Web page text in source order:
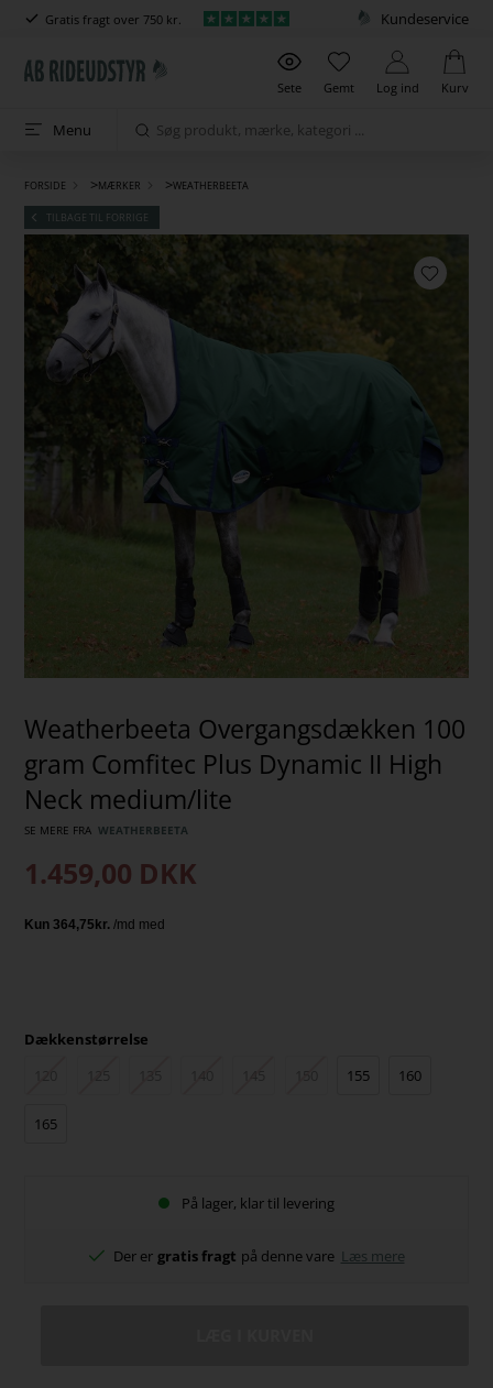
Gratis fragt over 750 kr. Kundeservice
Sete Gemt Log ind Kurv
Menu
FORSIDE >MÆRKER >WEATHERBEETA
TILBAGE TIL FORRIGE
Weatherbeeta Overgangsdækken 100
gram Comfitec Plus Dynamic II High
Neck medium/lite
SE MERE FRA WEATHERBEETA
1.459,00 DKK
Dækkenstørrelse
155 160
165
På lager, klar til levering
Der er gratis fragt på denne vare Læs mere